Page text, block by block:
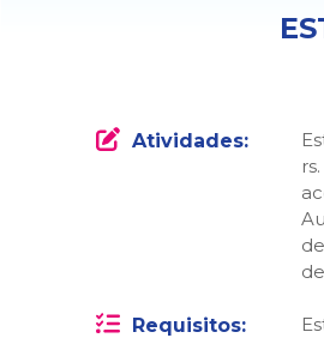
Atividades:
Requisitos: